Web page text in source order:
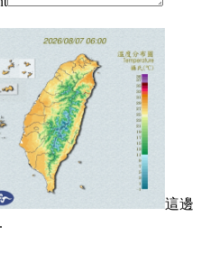
這邊